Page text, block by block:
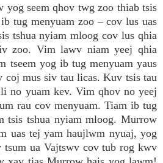
seem qhov twg zoo thiab tsis
tug menyuam zoo – cov lus uas
tshua nyiam mloog cov lus qhia
zoo. Vim lawv niam yeej qhia
tseem yog ib tug menyuam yaus
coj mus siv tau licas. Kuv tsis tau
no yuam kev. Vim qhov no yeej
rau cov menyuam. Tiam ib tug
tsis tshua nyiam mloog. Murrow
uas tej yam haujlwm nyuaj, yog
ua Vajtswv cov tub rog kwv